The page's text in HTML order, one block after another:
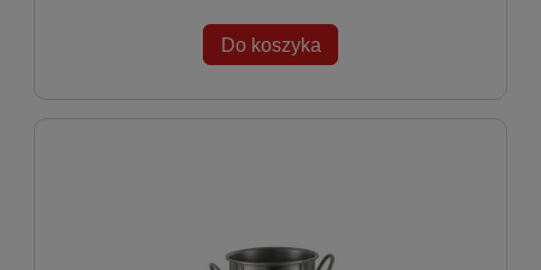
Do koszyka